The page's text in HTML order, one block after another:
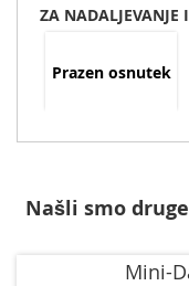
ZA NADALJEVANJE
Prazen osnutek
Našli smo
Mini-